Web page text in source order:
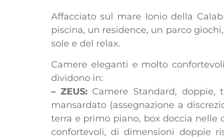
Affacciato sul mare Ionio della
piscina, un residence, un parco
sole e del relax.
Camere eleganti e molto
dividono in:
– ZEUS: Camere Standard,
mansardato (assegnazione a
terra e primo piano, box doccia nelle
confortevoli, di dimensioni doppie